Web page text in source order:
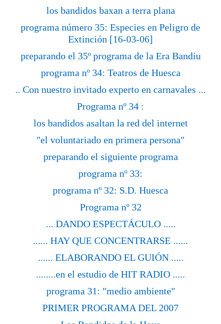
los bandidos baxan a terra plana
programa número 35: Especies en Peligro de
Extinción [16-03-06]
preparando el 35º programa de la Era Bandiu
programa nº 34: Teatros de Huesca
.. Con nuestro invitado experto en carnavales ...
Programa nº 34 :
los bandidos asaltan la red del internet
"el voluntariado en primera persona"
preparando el siguiente programa
programa nº 33:
programa nº 32: S.D. Huesca
Programa nº 32
... DANDO ESPECTÁCULO .....
...... HAY QUE CONCENTRARSE ......
...... ELABORANDO EL GUIÓN .....
........en el estudio de HIT RADIO .....
programa 31: "medio ambiente"
PRIMER PROGRAMA DEL 2007